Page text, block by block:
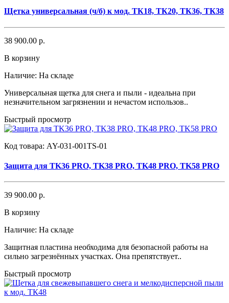
Щетка универсальная (ч/б) к мод. ТК18, ТК20, ТК36, ТК38
38 900.00 р.
В корзину
Наличие: На складе
Универсальная щетка для снега и пыли - идеальна при
незначительном загрязнении и нечастом использов..
Быстрый просмотр
Код товара: AY-031-001TS-01
Защита для TK36 PRO, TK38 PRO, TK48 PRO, TK58 PRO
39 900.00 р.
В корзину
Наличие: На складе
Защитная пластина необходима для безопасной работы на
сильно загрезнённых участках. Она препятствует..
Быстрый просмотр